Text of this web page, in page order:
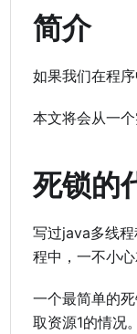
简介
如果我们在程
本文将会从一
死锁的
写过java多线
程中，一不小
一个最简单的
取资源1的情况。